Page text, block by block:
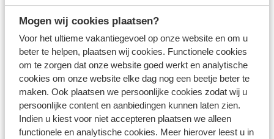
Mogen wij cookies plaatsen?
Voor het ultieme vakantiegevoel op onze website en om u
beter te helpen, plaatsen wij cookies. Functionele cookies
om te zorgen dat onze website goed werkt en analytische
cookies om onze website elke dag nog een beetje beter te
maken. Ook plaatsen we persoonlijke cookies zodat wij u
persoonlijke content en aanbiedingen kunnen laten zien.
Indien u kiest voor niet accepteren plaatsen we alleen
functionele en analytische cookies. Meer hierover leest u in
05 augustus 2021
De geschiedenis van Landgoed de
Scheleberg
Lees meer